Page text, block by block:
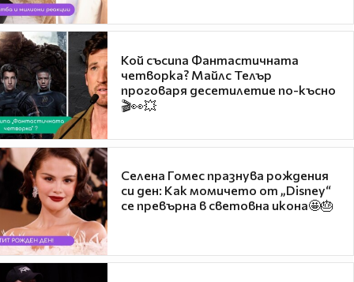
Кой съсипа Фантастичната
четворка? Майлс Телър
проговаря десетилетие по-късно
🎬👀💥
Селена Гомес празнува рождения
си ден: Как момичето от „Disney“
се превърна в световна икона🤩🎂